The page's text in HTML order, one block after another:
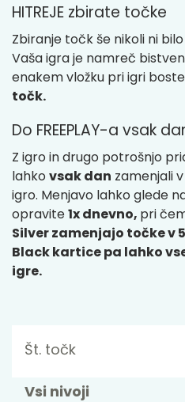
HITREJE zbirate točke
Zbiranje točk še nikoli ni
Vaša igra je namreč
enakem vložku pri igri
točk.
Do FREEPLAY-a vsak
Z igro in drugo potrošnjo
lahko vsak dan zamenjali
igro. Menjavo lahko glede
opravite1x dnevno, pri
Silver zamenjajo točke v
Black kartice pa lahko
igre.
Št. točk
Vsi nivoji